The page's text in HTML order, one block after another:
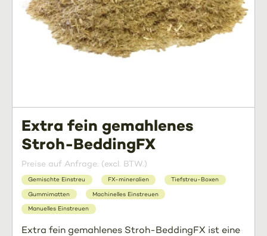
Extra fein gemahlenes
Stroh-BeddingFX
Preise auf Anfrage. (excl. BTW.)
Gemischte Einstreu FX-mineralien Tiefstreu-Boxen
Gummimatten Machinelles Einstreuen
Manuelles Einstreuen
Extra fein gemahlenes Stroh-BeddingFX ist eine